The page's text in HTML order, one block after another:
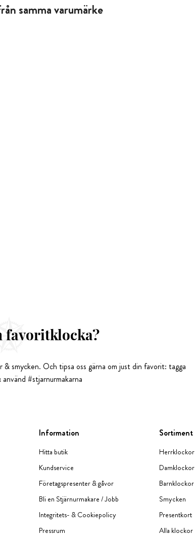
samma varumärke
favoritklocka?
smycken. Och tipsa oss gärna om just din favorit: tagga
#stjarnurmakarna
Information
Hitta butik
Kundservice
Företagspresenter & gåvor
Bli en Stjärnurmakare / Jobb
Integritets- & Cookiepolicy
Pressrum
Sortiment
Herrklockor
Damklockor
Barnklockor
Smycken
Presentkort
Alla klockor